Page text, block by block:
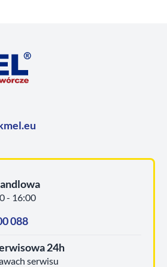
- 16:00
088
24h
serwisu